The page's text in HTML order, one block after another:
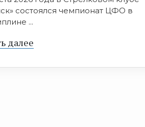
состоялся чемпионат ЦФО в
...
далее